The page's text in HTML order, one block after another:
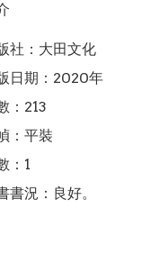
社：大田文化
日期：2020年
：213
：平裝
：1
書況：良好。